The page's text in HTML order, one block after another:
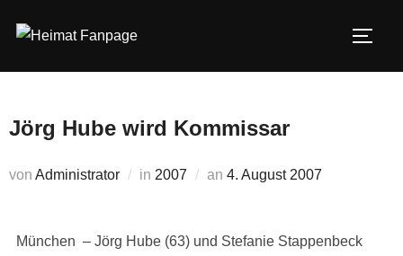
Inhalt
Jörg Hube wird Kommissar
von Administrator in 2007 an Veröffentlicht
4. August 2007
München – Jörg Hube (63) und Stefanie Stappenbeck